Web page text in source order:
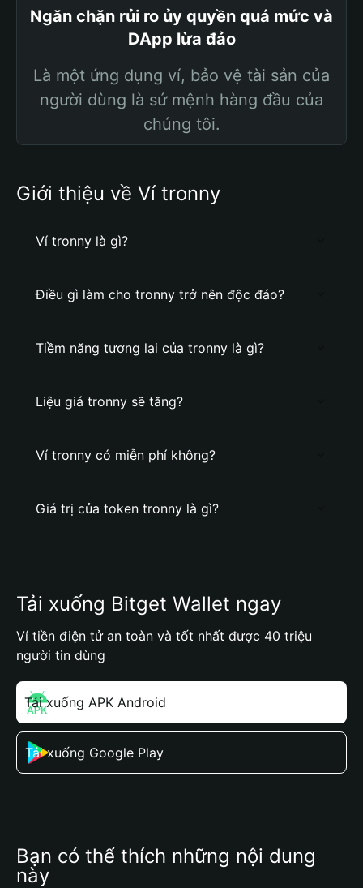
Ngăn chặn rủi ro ủy quyền quá mức và
DApp lừa đảo
Là một ứng dụng ví, bảo vệ tài sản của
người dùng là sứ mệnh hàng đầu của
chúng tôi.
Giới thiệu về Ví tronny
Ví tronny là gì?
Điều gì làm cho tronny trở nên độc đáo?
Tiềm năng tương lai của tronny là gì?
Liệu giá tronny sẽ tăng?
Ví tronny có miễn phí không?
Giá trị của token tronny là gì?
Tải xuống Bitget Wallet ngay
Ví tiền điện tử an toàn và tốt nhất được 40 triệu
người tin dùng
Tải xuống APK Android
Tải xuống Google Play
Bạn có thể thích những nội dung
này